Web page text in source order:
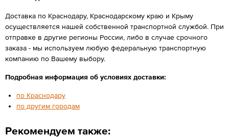
Доставка по Краснодару, Краснодарскому краю и Крыму
осуществляется нашей собственной транспортной службой. При
отправке в другие регионы России, либо в случае срочного
заказа - мы используем любую федеральную транспортную
компанию по Вашему выбору.
Подробная информация об условиях доставки:
по Краснодару
по другим городам
Рекомендуем также: